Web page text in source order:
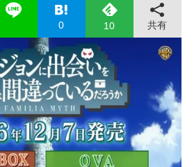
0 10 共有